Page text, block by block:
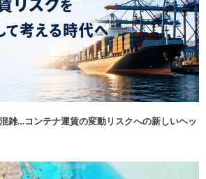
雑…コンテナ運賃の変動リスクへの新しいヘッ